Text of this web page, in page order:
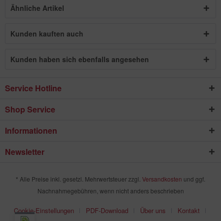
Ähnliche Artikel
Kunden kauften auch
Kunden haben sich ebenfalls angesehen
Service Hotline
Shop Service
Informationen
Newsletter
* Alle Preise inkl. gesetzl. Mehrwertsteuer zzgl. Versandkosten und ggf.
Nachnahmegebühren, wenn nicht anders beschrieben
Cookie-Einstellungen PDF-Download Über uns Kontakt